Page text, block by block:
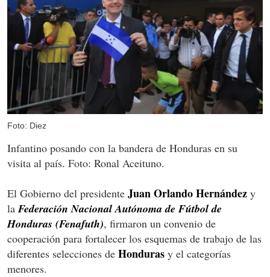
Foto: Diez
Infantino posando con la bandera de Honduras en su
visita al país. Foto: Ronal Aceituno.
El Gobierno del presidente Juan Orlando Hernández y
laFederación Nacional Autónoma de Fútbol de
Honduras (Fenafuth), firmaron un convenio de
cooperación para fortalecer los esquemas de trabajo de las
diferentes selecciones de Honduras y el categorías
menores.